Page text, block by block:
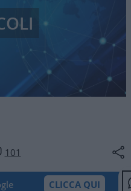
101
CLICCA QUI